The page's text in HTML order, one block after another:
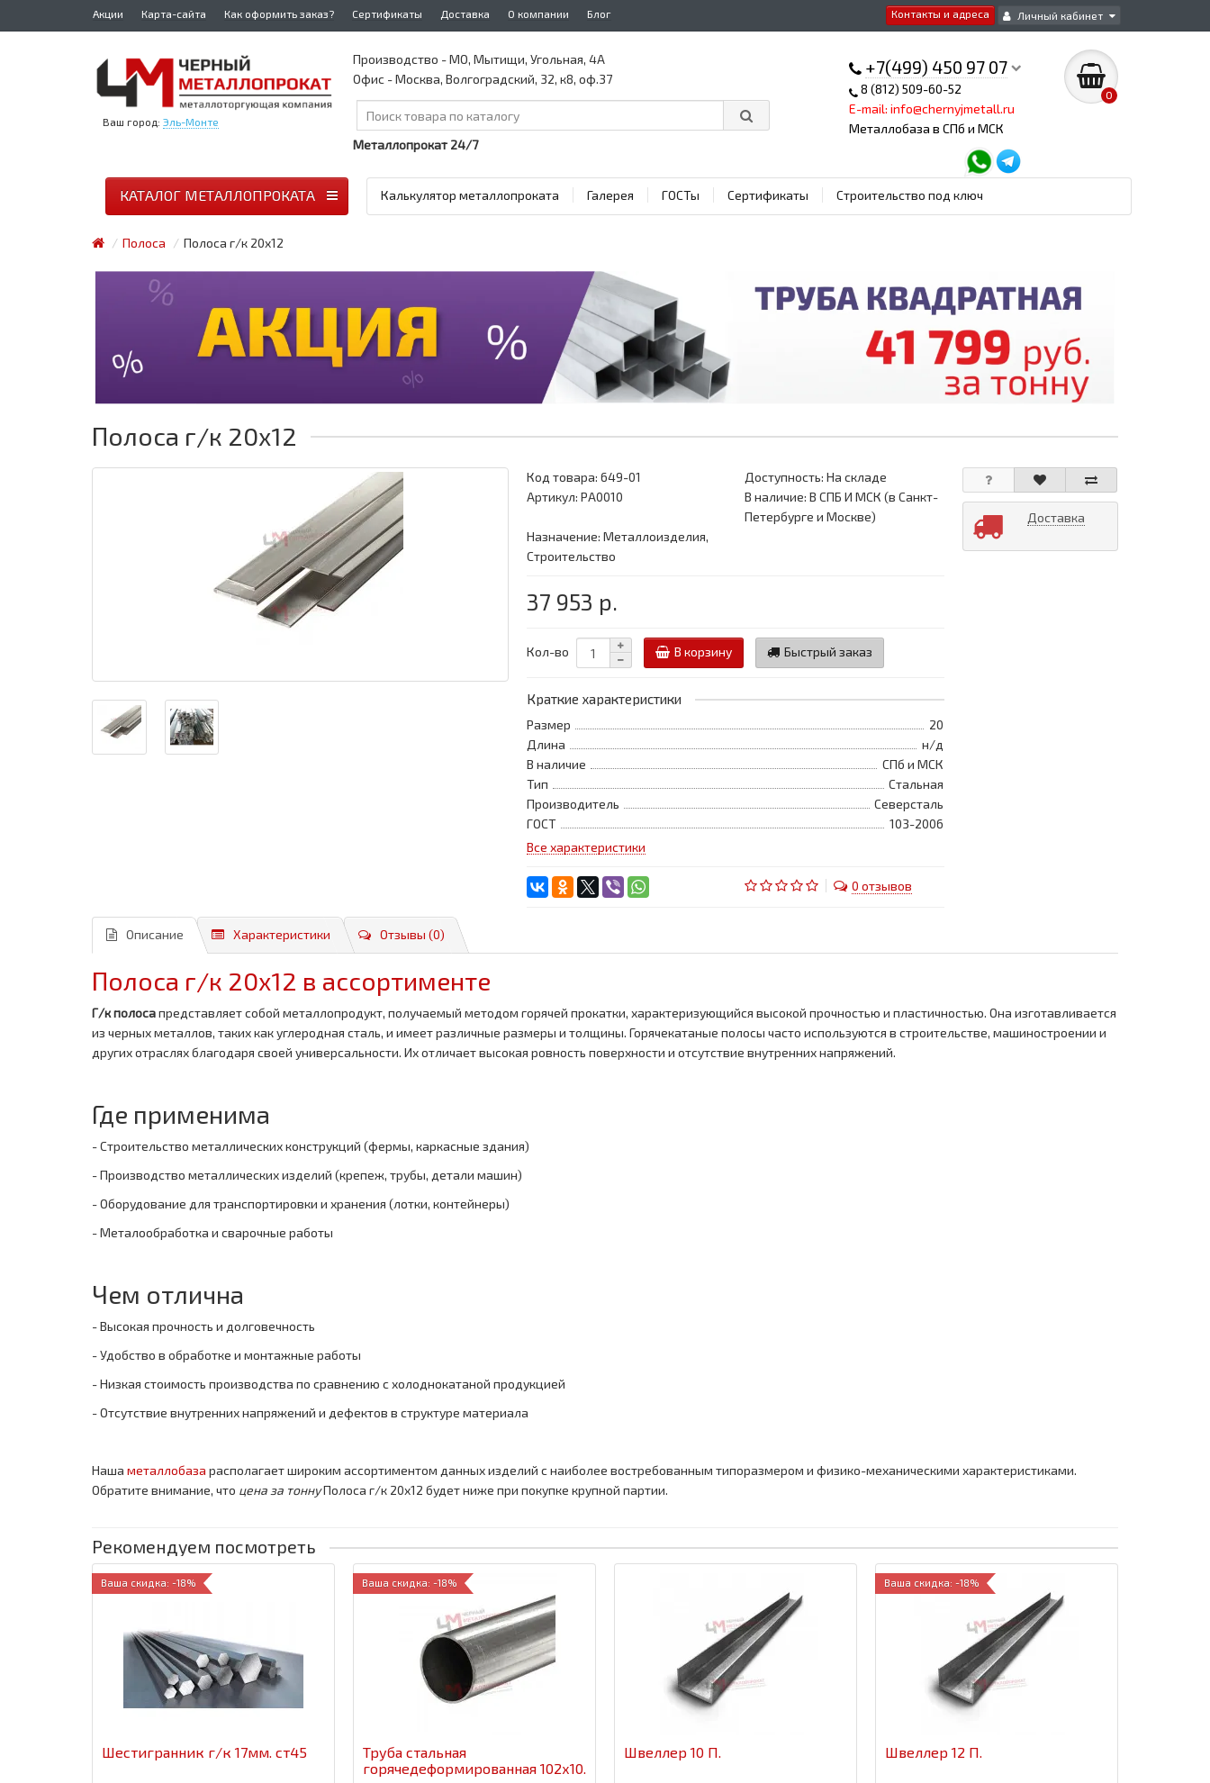
Контакты и адреса Личный кабинет
Акции Карта-сайта Как оформить заказ? Сертификаты Доставка О компании Блог
Ваш город: Эль-Монте
+7(499) 450 97 07
8 (812) 509-60-52
E-mail: info@chernyjmetall.ru
Металлобаза в СПб и МСК
0
Производство - МО, Мытищи, Угольная, 4А
Офис - Москва, Волгоградский, 32, к8, оф.37
Металлопрокат 24/7
Калькулятор металлопроката Галерея ГОСТы Сертификаты Строительство под ключ
КАТАЛОГ МЕТАЛЛОПРОКАТА
Полоса Полоса г/к 20x12
Полоса г/к 20x12
Код товара:649-01
Доступность: На складе
Артикул: PA0010
В наличие: В СПБ И МСК (в Санкт-
Петербурге и Москве)
Назначение: Металлоизделия,
Строительство
37 953 р.
Кол-во В корзину Быстрый заказ
Краткие характеристики
Размер
20
Длина
н/д
В наличие
СПб и МСК
Тип
Стальная
Производитель
Северсталь
ГОСТ
103-2006
Все характеристики
0 отзывов
Доставка
Описание Характеристики Отзывы (0)
Полоса г/к 20x12 в ассортименте
Г/к полосапредставляет собой металлопродукт, получаемый методом горячей прокатки, характеризующийся высокой прочностью и пластичностью. Она изготавливается
из черных металлов, таких как углеродная сталь, и имеет различные размеры и толщины. Горячекатаные полосы часто используются в строительстве, машиностроении и
других отраслях благодаря своей универсальности. Их отличает высокая ровность поверхности и отсутствие внутренних напряжений.
Где применима
- Строительство металлических конструкций (фермы, каркасные здания)
- Производство металлических изделий (крепеж, трубы, детали машин)
- Оборудование для транспортировки и хранения (лотки, контейнеры)
- Металообработка и сварочные работы
Чем отлична
- Высокая прочность и долговечность
- Удобство в обработке и монтажные работы
- Низкая стоимость производства по сравнению с холоднокатаной продукцией
- Отсутствие внутренних напряжений и дефектов в структуре материала
Наша металлобаза располагает широким ассортиментом данных изделий с наиболее востребованным типоразмером и физико-механическими характеристиками.
Обратите внимание, что цена за тоннуПолоса г/к 20x12 будет ниже при покупке крупной партии.
Рекомендуем посмотреть
Ваша скидка: -18%
Шестигранник г/к 17мм. ст45
Ваша скидка: -18%
Труба стальная
горячедеформированная 102x10.
Швеллер 10 П.
Ваша скидка: -18%
Швеллер 12 П.